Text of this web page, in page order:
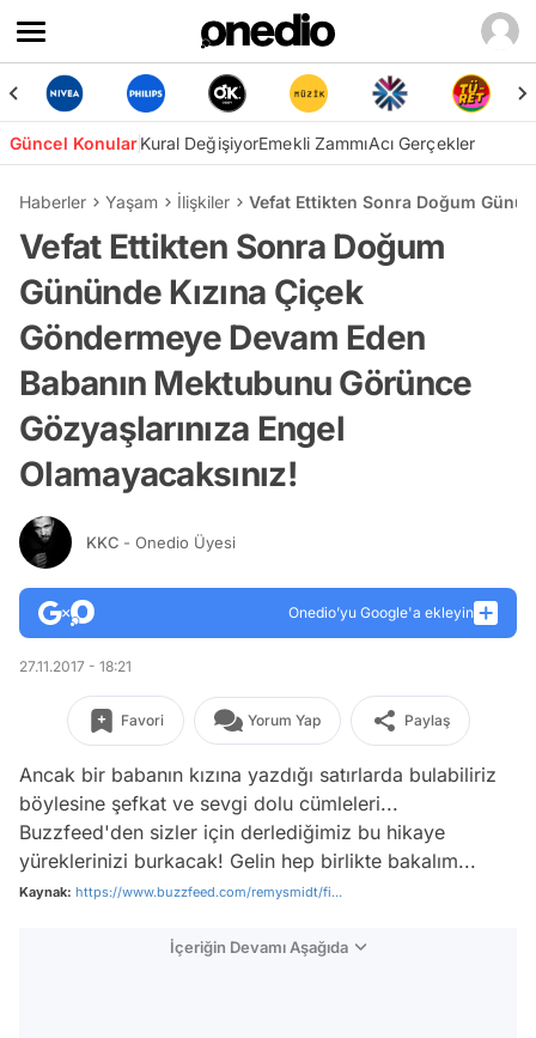
Güncel KonularKural DeğişiyorEmekli ZammıAcı Gerçekler
Haberler Yaşam İlişkiler Vefat Ettikten Sonra Doğum
Vefat Ettikten Sonra Doğum
Gününde Kızına Çiçek
Göndermeye Devam Eden
Babanın Mektubunu Görünce
Gözyaşlarınıza Engel
Olamayacaksınız!
KKC - Onedio Üyesi
Onedio’yu Google'a ekleyin
27.11.2017 - 18:21
Favori Yorum Yap Paylaş
Ancak bir babanın kızına yazdığı satırlarda bulabiliriz
böylesine şefkat ve sevgi dolu cümleleri...
Buzzfeed'den sizler için derlediğimiz bu hikaye
yüreklerinizi burkacak! Gelin hep birlikte bakalım...
Kaynak: https://www.buzzfeed.com/remysmidt/fi...
İçeriğin Devamı Aşağıda